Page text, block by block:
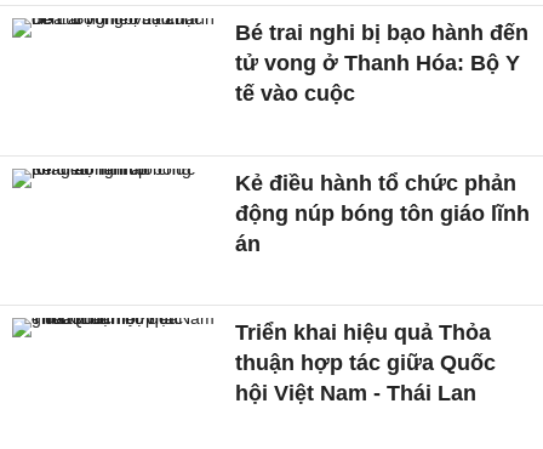
Bé trai nghi bị bạo hành đến
tử vong ở Thanh Hóa: Bộ Y
tế vào cuộc
Kẻ điều hành tổ chức phản
động núp bóng tôn giáo lĩnh
án
Triển khai hiệu quả Thỏa
thuận hợp tác giữa Quốc
hội Việt Nam - Thái Lan